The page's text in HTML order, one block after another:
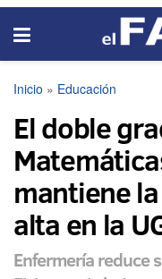
Inicio » Educación
El doble
mantiene
alta en la
Enfermería reduce